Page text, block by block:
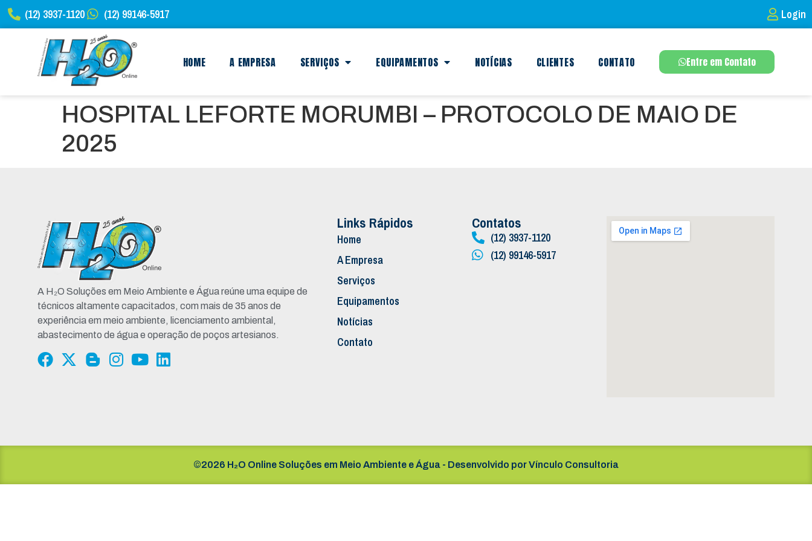
(12) 3937-1120 (12) 99146-5917 Login
HOME A EMPRESA SERVIÇOS EQUIPAMENTOS NOTÍCIAS CLIENTES CONTATO Entre em Contato
HOSPITAL LEFORTE MORUMBI – PROTOCOLO DE MAIO DE
2025
A H₂O Soluções em Meio Ambiente e Água reúne uma equipe de
técnicos altamente capacitados, com mais de 35 anos de
experiência em meio ambiente, licenciamento ambiental,
abastecimento de água e operação de poços artesianos.
Links Rápidos
Home
A Empresa
Serviços
Equipamentos
Notícias
Contato
Contatos
(12) 3937-1120
(12) 99146-5917
©2026 H₂O Online Soluções em Meio Ambiente e Água - Desenvolvido porVínculo Consultoria